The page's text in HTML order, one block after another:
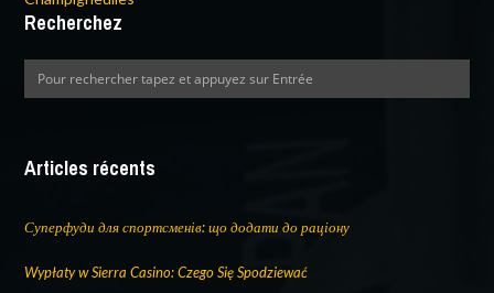
Recherchez
Articles récents
Суперфуди для спортсменів: що додати до раціону
Wypłaty w Sierra Casino: Czego Się Spodziewać